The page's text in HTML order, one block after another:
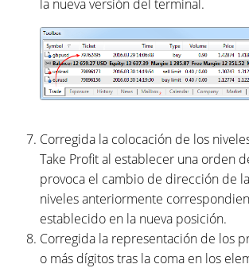
la nueva versión del terminal.
Corregida la colocación de los
Take Profit al establecer una orden
provoca el cambio de dirección de
niveles anteriormente
establecido en la nueva posición.
Corregida la representación de los
o más dígitos tras la coma en los